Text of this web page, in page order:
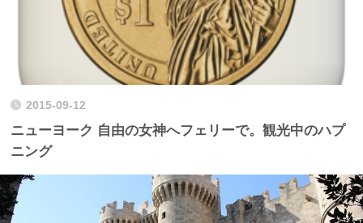
2015-09-12
ニューヨーク 自由の女神へフェリーで。観光中のハプ
ニング